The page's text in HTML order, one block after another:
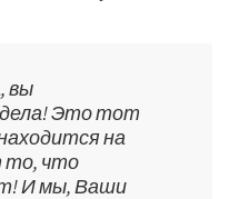
вы
дела! Это тот
на
то, что
И мы, Ваши